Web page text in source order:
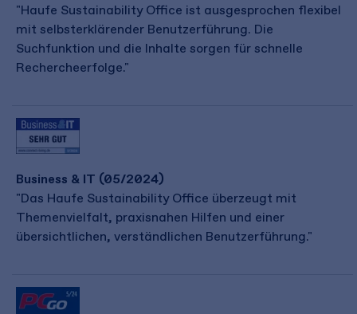
"Haufe Sustainability Office ist ausgesprochen flexibel
mit selbsterklärender Benutzerführung. Die
Suchfunktion und die Inhalte sorgen für schnelle
Rechercheerfolge."
Business & IT (05/2024)
"Das Haufe Sustainability Office überzeugt mit
Themenvielfalt, praxisnahen Hilfen und einer
übersichtlichen, verständlichen Benutzerführung."